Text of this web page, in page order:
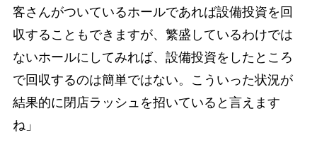
客さんがついているホールであれば設備投資を回
収することもできますが、繁盛しているわけでは
ないホールにしてみれば、設備投資をしたところ
で回収するのは簡単ではない。こういった状況が
結果的に閉店ラッシュを招いていると言えます
ね」